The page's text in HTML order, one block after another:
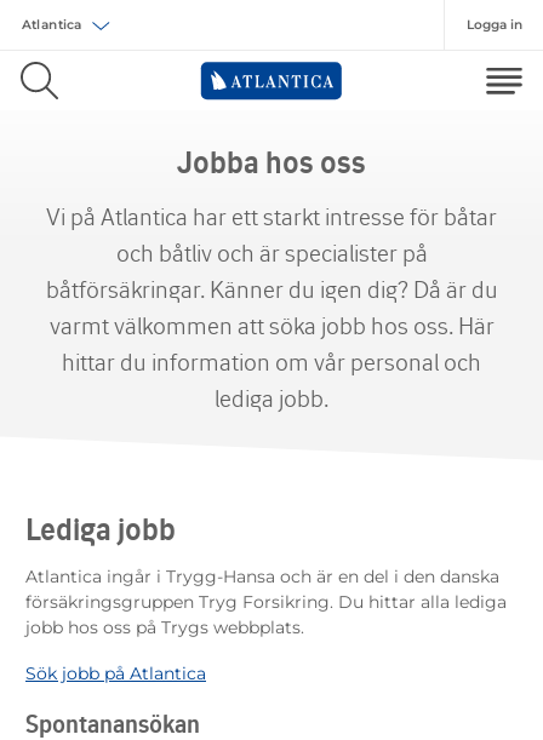
Välj försäkring
Logga in
Jobba hos oss
Vi på Atlantica har ettstarkt intresse för båtar
och båtlivoch är specialister på
båtförsäkringar. Känner du igen dig? Då är du
varmt välkommen att söka jobb hos oss. Här
hittar du information om vår personal och
lediga jobb.
Lediga jobb
Atlantica ingår i Trygg-Hansa och är en del i den danska
försäkringsgruppen Tryg Forsikring. Du hittar alla lediga
jobb hos oss på Trygs webbplats.
Sök jobb på Atlantica
Spontanansökan